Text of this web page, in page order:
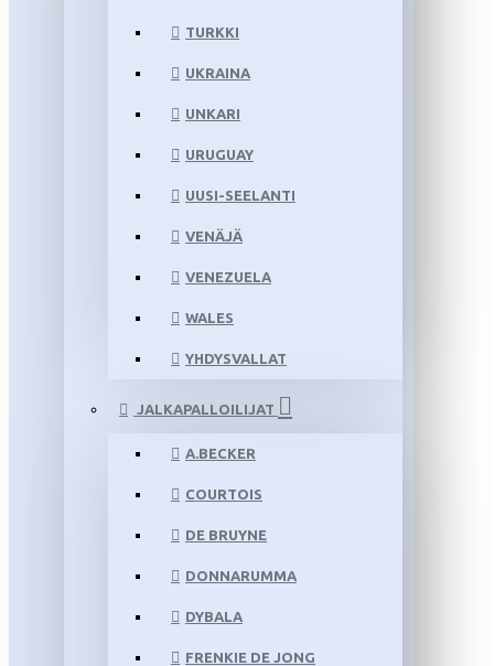
TURKKI
UKRAINA
UNKARI
URUGUAY
UUSI-SEELANTI
VENÄJÄ
VENEZUELA
WALES
YHDYSVALLAT
JALKAPALLOILIJAT
A.BECKER
COURTOIS
DE BRUYNE
DONNARUMMA
DYBALA
FRENKIE DE JONG